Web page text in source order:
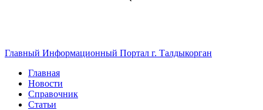
Главный Информационный Портал г. Талдыкорган
Главная
Новости
Справочник
Статьи